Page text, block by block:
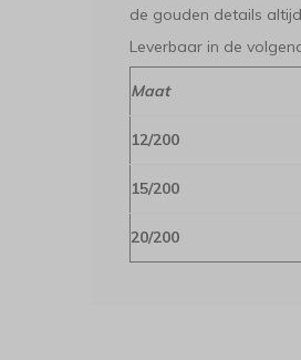
de gouden details
Leverbaar in de
Maat
12/200
15/200
20/200